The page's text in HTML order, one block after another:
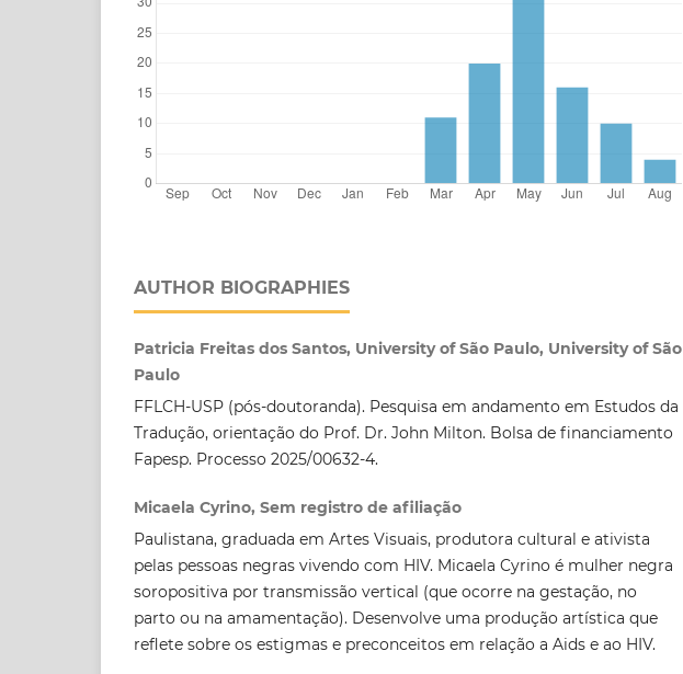
AUTHOR BIOGRAPHIES
Patricia Freitas dos Santos, University of São Paulo, University of São
Paulo
FFLCH-USP (pós-doutoranda). Pesquisa em andamento em Estudos da
Tradução, orientação do Prof. Dr. John Milton. Bolsa de financiamento
Fapesp. Processo 2025/00632-4.
Micaela Cyrino, Sem registro de afiliação
Paulistana, graduada em Artes Visuais, produtora cultural e ativista
pelas pessoas negras vivendo com HIV. Micaela Cyrino é mulher negra
soropositiva por transmissão vertical (que ocorre na gestação, no
parto ou na amamentação). Desenvolve uma produção artística que
reflete sobre os estigmas e preconceitos em relação a Aids e ao HIV.